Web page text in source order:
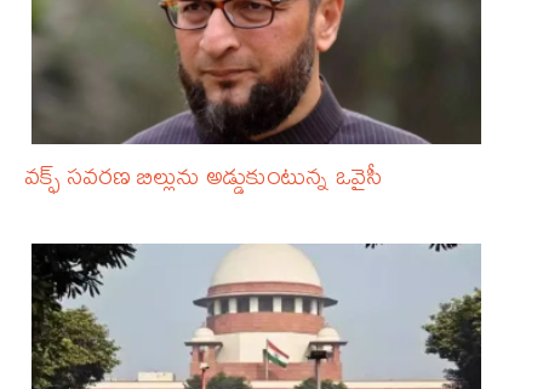
వక్ఫ్‌ సవరణ బిల్లును అడ్డుకుంటున్న ఒవైసీ